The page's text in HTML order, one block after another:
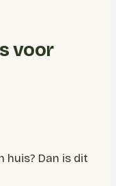
voor
huis? Dan is dit